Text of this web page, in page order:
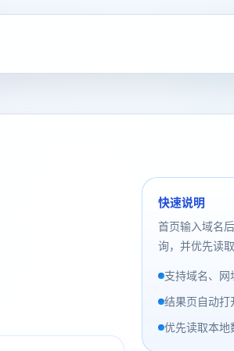
快速说明
首页输入域名
询，并优先读
支持域名、
结果页自动打
优先读取本地